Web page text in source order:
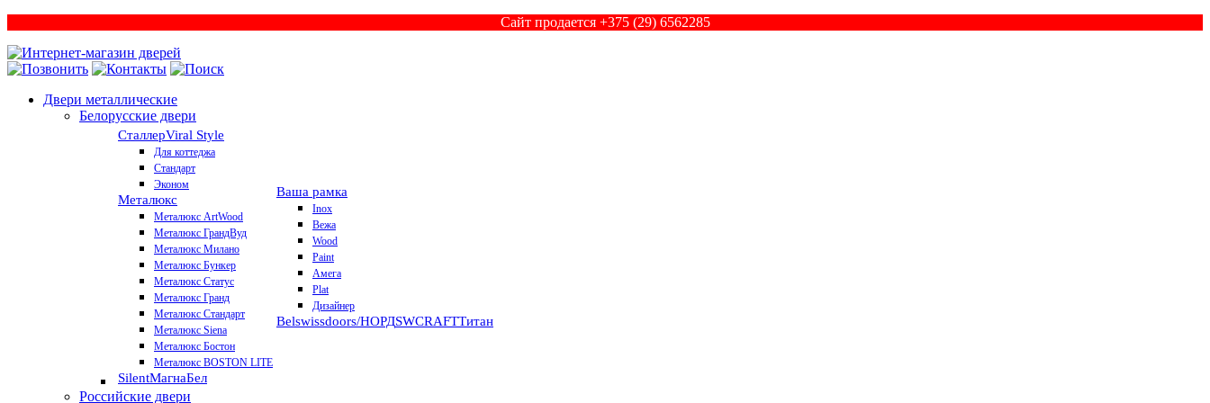
Сайт продается +375 (29) 6562285
Двери металлические
Белорусские двери
СталлерViral Style
Для коттеджа
Стандарт
Эконом
Металюкс
Металюкс ArtWood
Металюкс ГрандВуд
Металюкс Милано
Металюкс Бункер
Металюкс Статус
Металюкс Гранд
Металюкс Стандарт
Металюкс Siena
Металюкс Бостон
Металюкс BOSTON LITE
SilentМагнаБел
Ваша рамка
Inox
Вежа
Wood
Paint
Амега
Plat
Дизайнер
Belswissdoors/НОРДSWCRAFTТитан
Российские двери